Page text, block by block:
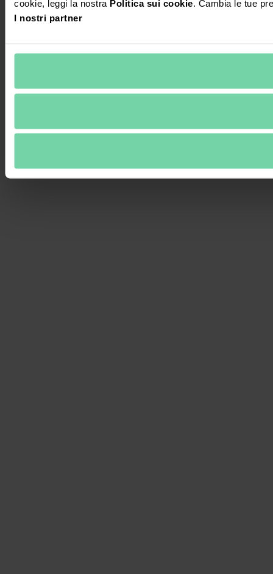
cookie, leggi la nostra Politica sui cookie. Cambia le tue
I nostri partner